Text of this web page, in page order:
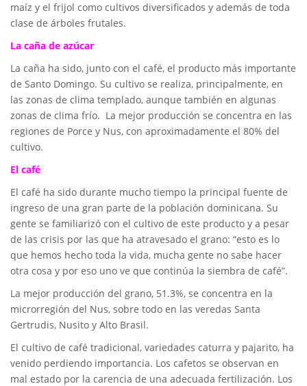
maíz y el frijol como cultivos diversificados y además de toda
clase de árboles frutales.
La caña de azúcar
La caña ha sido, junto con el café, el producto más importante
de Santo Domingo. Su cultivo se realiza, principalmente, en
las zonas de clima templado, aunque también en algunas
zonas de clima frío. La mejor producción se concentra en las
regiones de Porce y Nus, con aproximadamente el 80% del
cultivo.
El café
El café ha sido durante mucho tiempo la principal fuente de
ingreso de una gran parte de la población dominicana. Su
gente se familiarizó con el cultivo de este producto y a pesar
de las crisis por las que ha atravesado el grano: “esto es lo
que hemos hecho toda la vida, mucha gente no sabe hacer
otra cosa y por eso uno ve que continúa la siembra de café”.
La mejor producción del grano, 51.3%, se concentra en la
microrregión del Nus, sobre todo en las veredas Santa
Gertrudis, Nusito y Alto Brasil.
El cultivo de café tradicional, variedades caturra y pajarito, ha
venido perdiendo importancia. Los cafetos se observan en
mal estado por la carencia de una adecuada fertilización. Los